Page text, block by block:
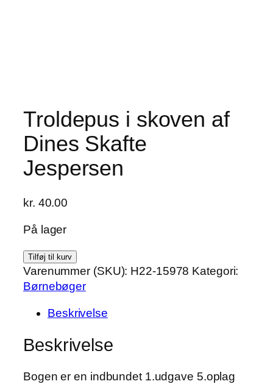
Troldepus i skoven af
Dines Skafte
Jespersen
kr. 40.00
På lager
Troldepus
i
skoven
Dines
Jespersen
Tilføj til kurv
Varenummer (SKU): H22-15978 Kategori:
Børnebøger
Beskrivelse
Beskrivelse
Bogen er en indbundet 1.udgave 5.oplag